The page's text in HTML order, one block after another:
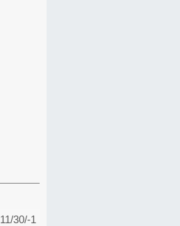
11/30/-1